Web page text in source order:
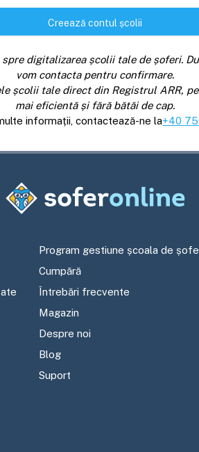
Creează contul școlii
digitalizarea școlii tale de șoferi.
vom contacta pentru confirmare.
școlii tale direct din Registrul ARR,
mai eficientă și fără bătăi de cap.
informații, contactează-ne la+40
Program gestiune școala de
Cumpără
Întrebări frecvente
Magazin
Despre noi
Blog
Suport